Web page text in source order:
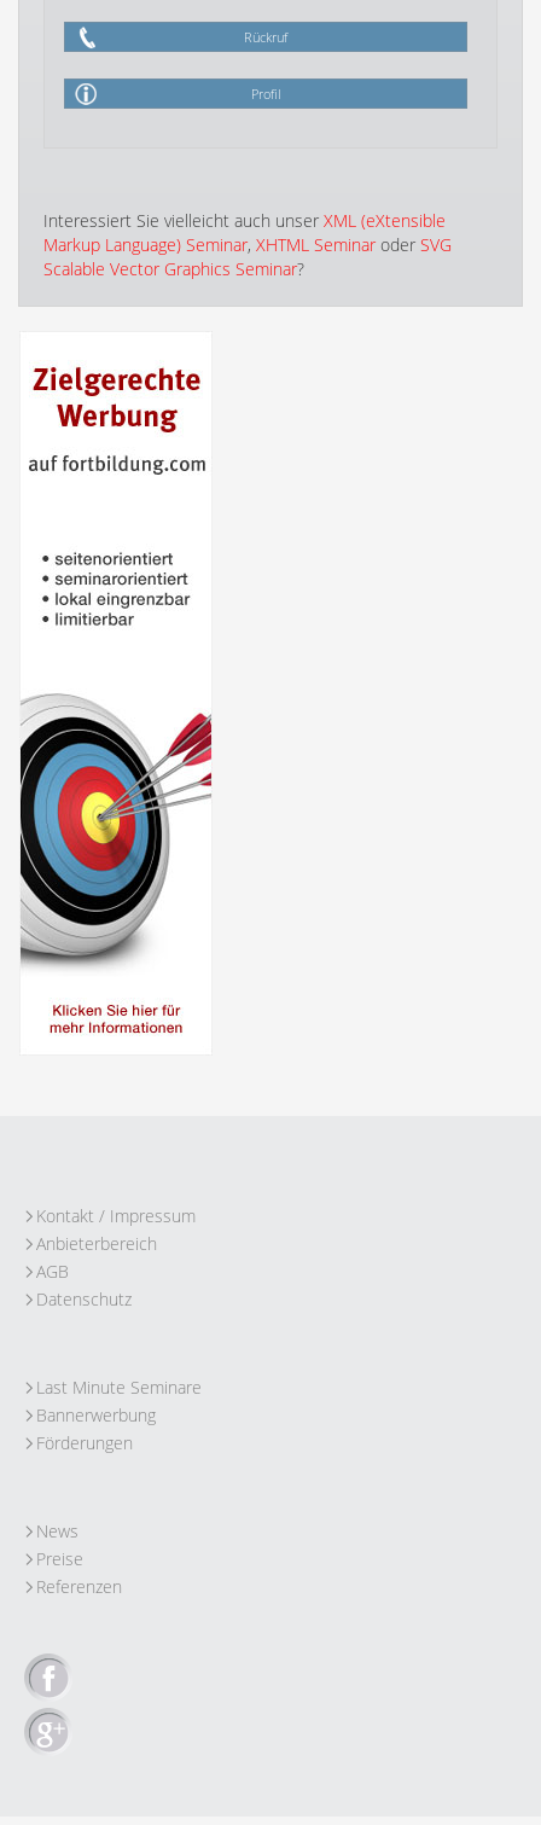
Rückruf
Profil
Interessiert Sie vielleicht auch unser XML (eXtensible
Markup Language) Seminar, XHTML Seminar oder SVG
Scalable Vector Graphics Seminar?
Kontakt / Impressum
Anbieterbereich
AGB
Datenschutz
Last Minute Seminare
Bannerwerbung
Förderungen
News
Preise
Referenzen